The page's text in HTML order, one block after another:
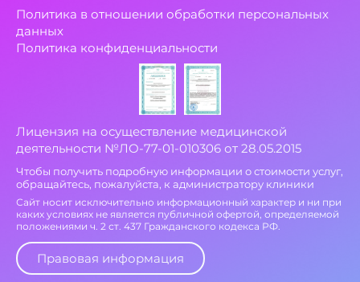
Политика в отношении обработки персональных
данных
Политика конфиденциальности
Лицензия на осуществление медицинской
деятельности №ЛО-77-01-010306 от 28.05.2015
Чтобы получить подробную информации о стоимости услуг,
обращайтесь, пожалуйста, к администратору клиники
Сайт носит исключительно информационный характер и ни при
каких условиях не является публичной офертой, определяемой
положениями ч. 2 ст. 437 Гражданского кодекса РФ.
Правовая информация